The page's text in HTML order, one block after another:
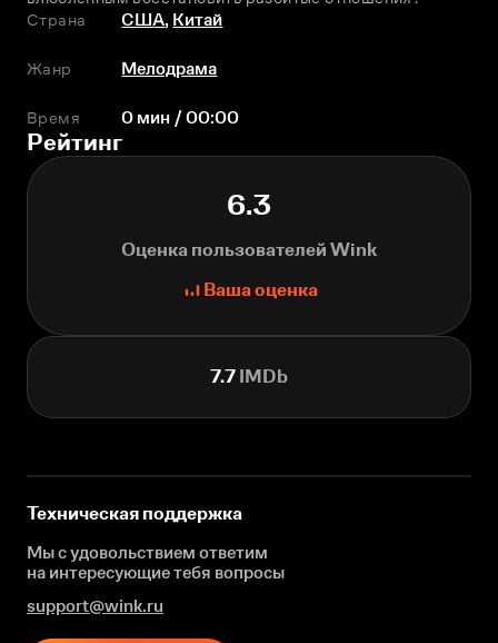
Страна
США, Китай
Жанр Мелодрама
Время 0 мин / 00:00
Рейтинг
6.3
Оценка пользователей Wink
Ваша оценка
7.7 IMDb
Техническая поддержка
Мы с удовольствием ответим
на интересующиетебя вопросы
support@wink.ru